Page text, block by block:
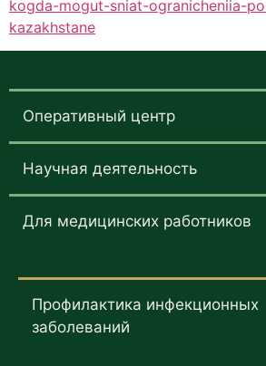
kogda-mogut-sniat-ogranicheniia-
kazakhstane
Оперативный центр
Научная деятельность
Для медицинских работников
Профилактика инфекционных
заболеваний